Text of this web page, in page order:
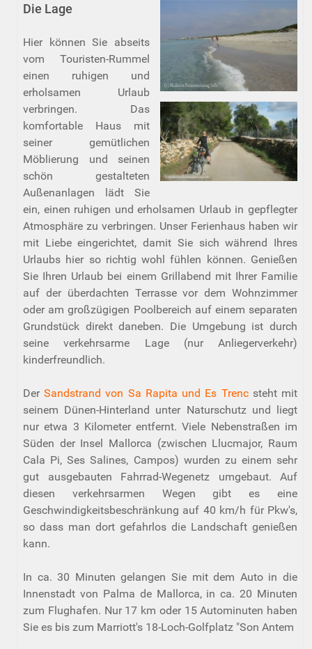
Die Lage
Hier können Sie abseits
vom Touristen-Rummel
einen ruhigen und
erholsamen Urlaub
verbringen. Das
komfortable Haus mit
seiner gemütlichen
Möblierung und seinen
schön gestalteten
Außenanlagen lädt Sie
ein, einen ruhigen und erholsamen Urlaub in gepflegter
Atmosphäre zu verbringen. Unser Ferienhaus haben wir
mit Liebe eingerichtet, damit Sie sich während Ihres
Urlaubs hier so richtig wohl fühlen können. Genießen
Sie Ihren Urlaub bei einem Grillabend mit Ihrer Familie
auf der überdachten Terrasse vor dem Wohnzimmer
oder am großzügigen Poolbereich auf einem separaten
Grundstück direkt daneben. Die Umgebung ist durch
seine verkehrsarme Lage (nur Anliegerverkehr)
kinderfreundlich.
DerSandstrand von Sa Rapita und Es Trencsteht mit
seinem Dünen-Hinterland unter Naturschutz und liegt
nur etwa 3 Kilometer entfernt. Viele Nebenstraßen im
Süden der Insel Mallorca (zwischen Llucmajor, Raum
Cala Pi, Ses Salines, Campos) wurden zu einem sehr
gut ausgebauten Fahrrad-Wegenetz umgebaut. Auf
diesen verkehrsarmen Wegen gibt es eine
Geschwindigkeitsbeschränkung auf 40 km/h für Pkw's,
so dass man dort gefahrlos die Landschaft genießen
kann.
In ca. 30 Minuten gelangen Sie mit dem Auto in die
Innenstadt von Palma de Mallorca, in ca. 20 Minuten
zum Flughafen. Nur 17 km oder 15 Autominuten haben
Sie es bis zum Marriott's 18-Loch-Golfplatz "Son Antem